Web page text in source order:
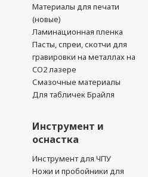
Материалы для печати
(новые)
Ламинационная пленка
Пасты, спреи, скотчи для
гравировки на металлах на
CO2 лазере
Смазочные материалы
Для табличек Брайля
Инструмент и
оснастка
Инструмент для ЧПУ
Ножи и пробойники для